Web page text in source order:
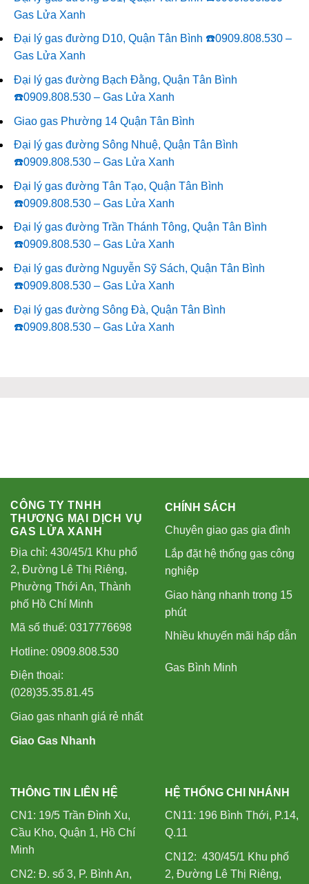
Gas Lửa Xanh
Đại lý gas đường D10, Quận Tân Bình ☎️0909.808.530 –
Gas Lửa Xanh
Đại lý gas đường Bạch Đằng, Quận Tân Bình
☎️0909.808.530 – Gas Lửa Xanh
Giao gas Phường 14 Quận Tân Bình
Đại lý gas đường Sông Nhuệ, Quận Tân Bình
☎️0909.808.530 – Gas Lửa Xanh
Đại lý gas đường Tân Tạo, Quận Tân Bình
☎️0909.808.530 – Gas Lửa Xanh
Đại lý gas đường Trần Thánh Tông, Quận Tân Bình
☎️0909.808.530 – Gas Lửa Xanh
Đại lý gas đường Nguyễn Sỹ Sách, Quận Tân Bình
☎️0909.808.530 – Gas Lửa Xanh
Đại lý gas đường Sông Đà, Quận Tân Bình
☎️0909.808.530 – Gas Lửa Xanh
CÔNG TY TNHH
THƯƠNG MẠI DỊCH VỤ
GAS LỬA XANH
Địa chỉ: 430/45/1 Khu phố
2, Đường Lê Thị Riêng,
Phường Thới An, Thành
phố Hồ Chí Minh
Mã số thuế: 0317776698
Hotline: 0909.808.530
Điện thoại:
(028)35.35.81.45
Giao gas nhanh giá rẻ nhất
Giao Gas Nhanh
CHÍNH SÁCH
Chuyên giao gas gia đình
Lắp đặt hệ thống gas công
nghiệp
Giao hàng nhanh trong 15
phút
Nhiều khuyến mãi hấp dẫn
Gas Bình Minh
THÔNG TIN LIÊN HỆ
CN1: 19/5 Trần Đình Xu,
Cầu Kho, Quận 1, Hồ Chí
Minh
CN2: Đ. số 3, P. Bình An,
HỆ THỐNG CHI NHÁNH
CN11: 196 Bình Thới, P.14,
Q.11
CN12: 430/45/1 Khu phố
2, Đường Lê Thị Riêng,